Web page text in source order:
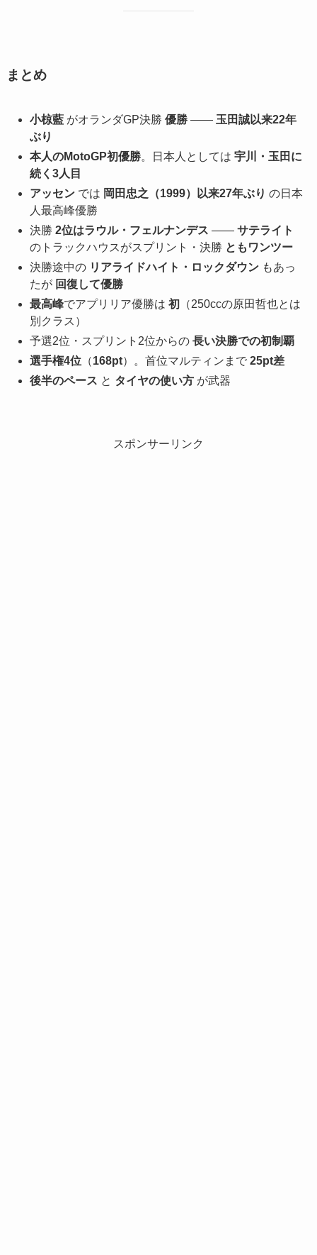
まとめ
小椋藍がオランダGP決勝 優勝—— 玉田誠以来22年
ぶり
本人のMotoGP初優勝。日本人としては 宇川・玉田に
続く3人目
アッセンでは 岡田忠之（1999）以来27年ぶり の日本
人最高峰優勝
決勝 2位はラウル・フェルナンデス —— サテライト
のトラックハウスがスプリント・決勝 ともワンツー
決勝途中の リアライドハイト・ロックダウンもあっ
たが 回復して優勝
最高峰でアプリリア優勝は 初
（250ccの原田哲也とは
別クラス）
予選2位・スプリント2位からの 長い決勝での初制覇
選手権4位（168pt）。首位マルティンまで 25pt差
後半のペース と タイヤの使い方が武器
スポンサーリンク